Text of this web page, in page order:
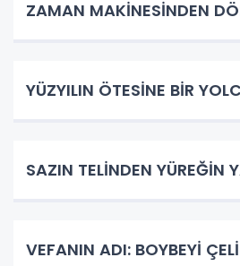
ZAMAN MAKİNESİNDEN
YÜZYILIN ÖTESİNE BİR
SAZIN TELİNDEN YÜREĞİN
VEFANIN ADI: BOYBEYİ